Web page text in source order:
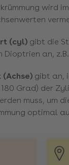
wird
(cyl) gibt die
Dioptrien an,
(Achse) gibt an,
Grad) der
muss, um
optimal